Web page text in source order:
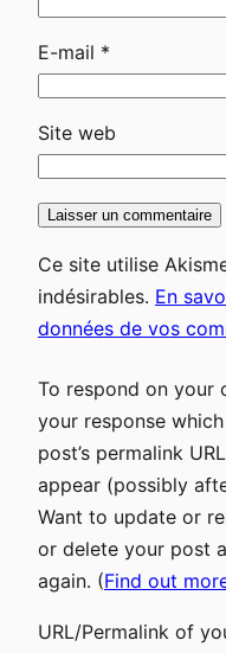
E-mail *
Site web
Ce site utilise
indésirables. En
données de vos
To respond on your
your response
post’s permalink
appear (possibly
Want to update or
or delete your post
again. (Find out
URL/Permalink of